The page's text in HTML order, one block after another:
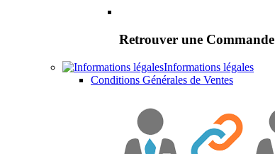
Retrouver une Commande
Informations légales
Conditions Générales de Ventes